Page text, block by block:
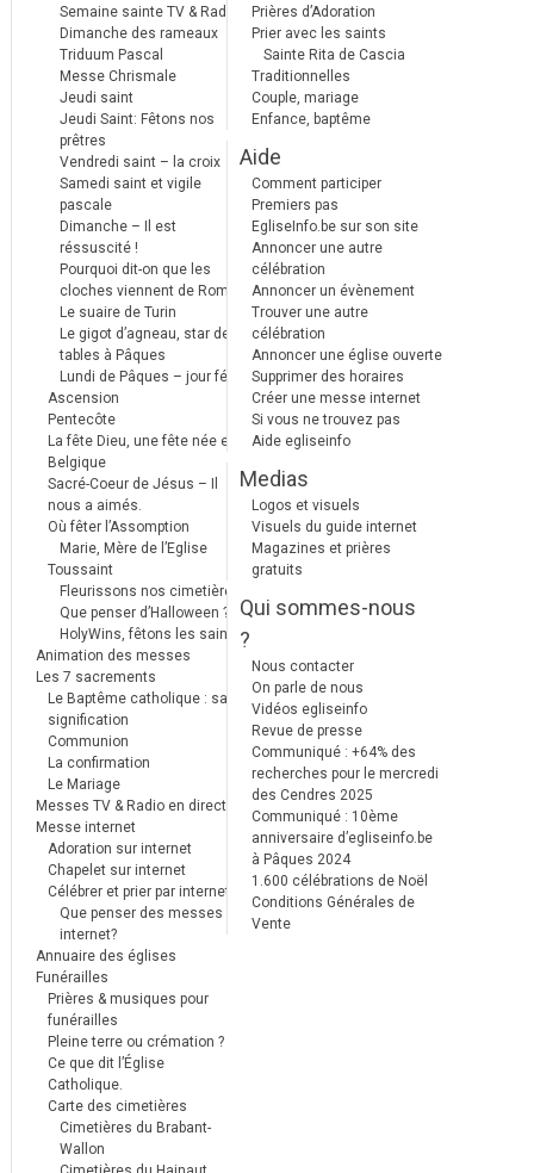
Semaine sainte TV & Radio
Dimanche des rameaux
Triduum Pascal
Messe Chrismale
Jeudi saint
Jeudi Saint: Fêtons nos
prêtres
Vendredi saint – la croix
Samedi saint et vigile
pascale
Dimanche – Il est
réssuscité !
Pourquoi dit-on que les
cloches viennent de Rome ?
Le suaire de Turin
Le gigot d’agneau, star des
tables à Pâques
Lundi de Pâques – jour férié
Ascension
Pentecôte
La fête Dieu, une fête née en
Belgique
Sacré-Coeur de Jésus – Il
nous a aimés.
Où fêter l’Assomption
Marie, Mère de l’Eglise
Toussaint
Fleurissons nos cimetières
Que penser d’Halloween ?
HolyWins, fêtons les saints !
Animation des messes
Les 7 sacrements
Le Baptême catholique : sa
signification
Communion
La confirmation
Le Mariage
Messes TV & Radio en direct
Messe internet
Adoration sur internet
Chapelet sur internet
Célébrer et prier par internet
Que penser des messes
internet?
Annuaire des églises
Funérailles
Prières & musiques pour
funérailles
Pleine terre ou crémation ?
Ce que dit l’Église
Catholique.
Carte des cimetières
Cimetières du Brabant-
Wallon
Prières d’Adoration
Prier avec les saints
Sainte Rita de Cascia
Traditionnelles
Couple, mariage
Enfance, baptême
Aide
Comment participer
Premiers pas
EgliseInfo.be sur son site
Annoncer une autre
célébration
Annoncer un évènement
Trouver une autre
célébration
Annoncer une église ouverte
Supprimer des horaires
Créer une messe internet
Si vous ne trouvez pas
Aide egliseinfo
Medias
Logos et visuels
Visuels du guide internet
Magazines et prières
gratuits
Qui sommes-nous
?
Nous contacter
On parle de nous
Vidéos egliseinfo
Revue de presse
Communiqué : +64% des
recherches pour le mercredi
des Cendres 2025
Communiqué : 10ème
anniversaire d’egliseinfo.be
à Pâques 2024
1.600 célébrations de Noël
Conditions Générales de
Vente